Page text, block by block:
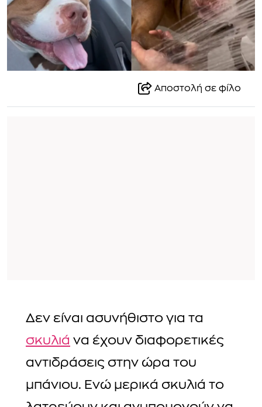
Αποστολή σε φίλο
Δεν είναι ασυνήθιστο για τα
σκυλιά να έχουν διαφορετικές
αντιδράσεις στην ώρα του
μπάνιου. Ενώ μερικά σκυλιά το